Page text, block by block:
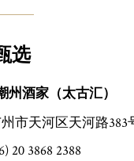
选
州酒家（太古汇）
市天河区天河路
20 3868 2388